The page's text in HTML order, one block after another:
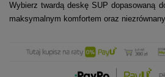
Wybierz twardą deskę SUP dopasowaną
maksymalnym komfortem oraz